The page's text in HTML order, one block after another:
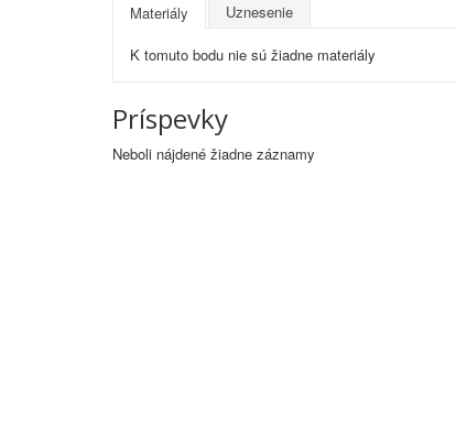
Materiály Uznesenie
K tomuto bodu nie sú žiadne materiály
Príspevky
Neboli nájdené žiadne záznamy